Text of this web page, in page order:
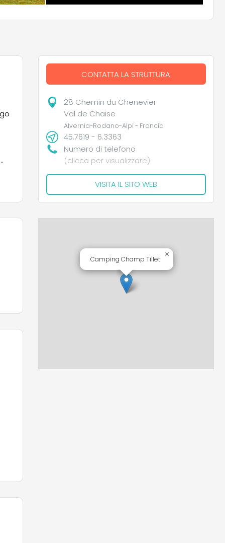
CONTATTA LA STRUTTURA
28 Chemin du Chenevier
Val de Chaise
Alvernia-Rodano-Alpi - Francia
45.7619 - 6.3363
Numero di telefono
(clicca per visualizzare)
VISITA IL SITO WEB
Camping Champ Tillet
×